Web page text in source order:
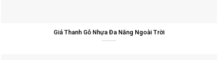
Giá Thanh Gỗ Nhựa Đa Năng Ngoài Trời